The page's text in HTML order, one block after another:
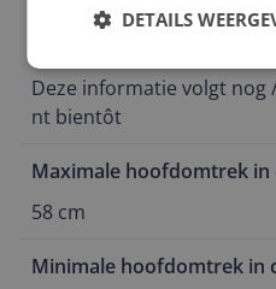
Telefoonnummer
Deze informatie volgt
nt bientôt
Maximale hoofdomtrek in
58 cm
Minimale hoofdomtrek in
DETAILS